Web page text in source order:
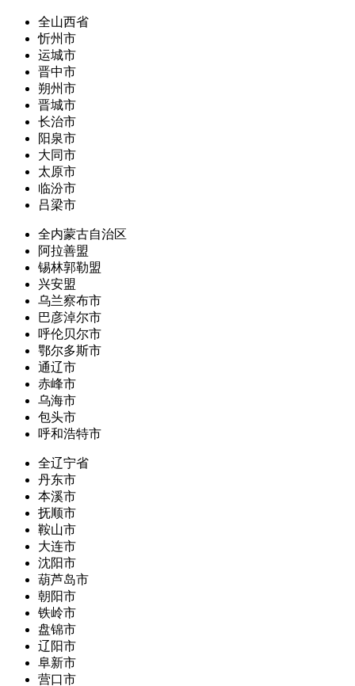
全山西省
忻州市
运城市
晋中市
朔州市
晋城市
长治市
阳泉市
大同市
太原市
临汾市
吕梁市
全内蒙古自治区
阿拉善盟
锡林郭勒盟
兴安盟
乌兰察布市
巴彦淖尔市
呼伦贝尔市
鄂尔多斯市
通辽市
赤峰市
乌海市
包头市
呼和浩特市
全辽宁省
丹东市
本溪市
抚顺市
鞍山市
大连市
沈阳市
葫芦岛市
朝阳市
铁岭市
盘锦市
辽阳市
阜新市
营口市